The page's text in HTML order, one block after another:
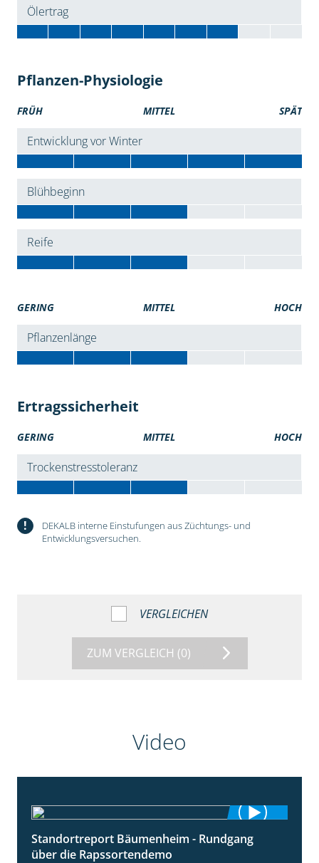
Ölertrag
Pflanzen-Physiologie
FRÜH MITTEL SPÄT
Entwicklung vor Winter
Blühbeginn
Reife
GERING MITTEL HOCH
Pflanzenlänge
Ertragssicherheit
GERING MITTEL HOCH
Trockenstresstoleranz
!
DEKALB interne Einstufungen aus Züchtungs- und
Entwicklungsversuchen.
VERGLEICHEN
ZUM VERGLEICH (0)
Video
6:03
Standortreport Bäumenheim - Rundgang
über die Rapssortendemo